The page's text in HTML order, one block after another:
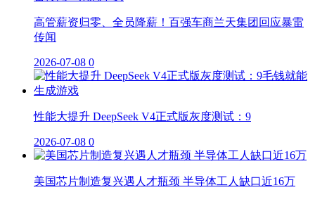
高管薪资归零、全员降薪！百强车商兰天集团回应暴雷
传闻
2026-07-08 0
性能大提升 DeepSeek V4正式版灰度测试：9
2026-07-08 0
美国芯片制造复兴遇人才瓶颈 半导体工人缺口近16万